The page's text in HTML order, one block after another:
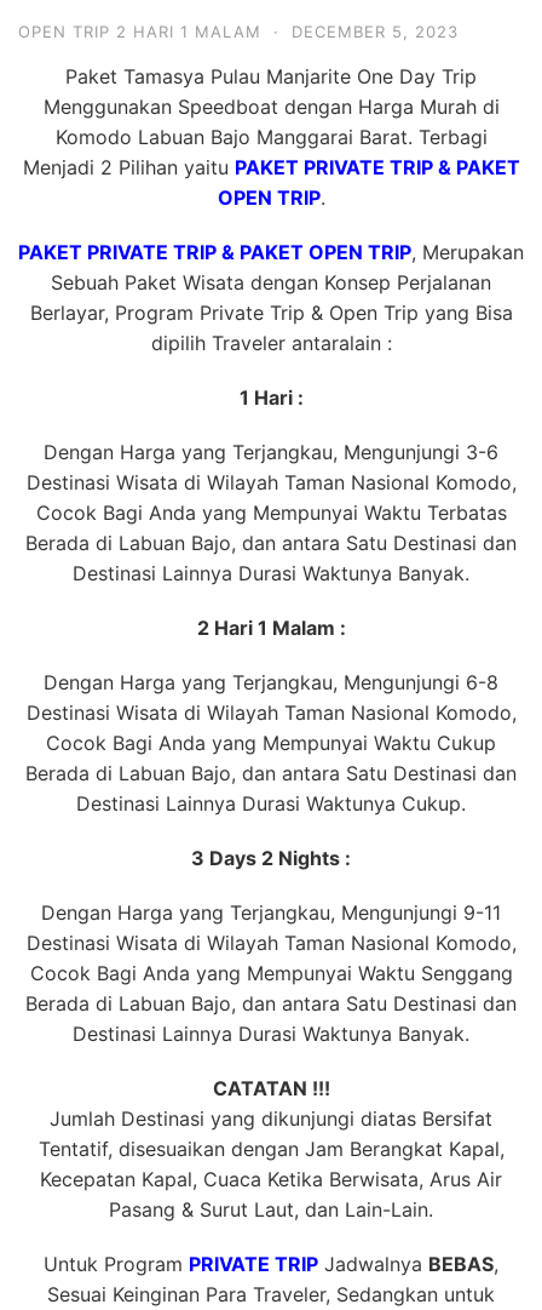
Penuh
OPEN TRIP 2 HARI 1 MALAM · DECEMBER 5, 2023
Paket Tamasya Pulau Manjarite One Day Trip
Menggunakan Speedboat dengan Harga Murah di
Komodo Labuan Bajo Manggarai Barat. Terbagi
Menjadi 2 Pilihan yaitu PAKET PRIVATE TRIP & PAKET
OPEN TRIP.
PAKET PRIVATE TRIP & PAKET OPEN TRIP, Merupakan
Sebuah Paket Wisata dengan Konsep Perjalanan
Berlayar, Program Private Trip & Open Trip yang Bisa
dipilih Traveler antaralain :
1 Hari :
Dengan Harga yang Terjangkau, Mengunjungi 3-6
Destinasi Wisata di Wilayah Taman Nasional Komodo,
Cocok Bagi Anda yang Mempunyai Waktu Terbatas
Berada di Labuan Bajo, dan antara Satu Destinasi dan
Destinasi Lainnya Durasi Waktunya Banyak.
2 Hari 1 Malam :
Dengan Harga yang Terjangkau, Mengunjungi 6-8
Destinasi Wisata di Wilayah Taman Nasional Komodo,
Cocok Bagi Anda yang Mempunyai Waktu Cukup
Berada di Labuan Bajo, dan antara Satu Destinasi dan
Destinasi Lainnya Durasi Waktunya Cukup.
3 Days 2 Nights :
Dengan Harga yang Terjangkau, Mengunjungi 9-11
Destinasi Wisata di Wilayah Taman Nasional Komodo,
Cocok Bagi Anda yang Mempunyai Waktu Senggang
Berada di Labuan Bajo, dan antara Satu Destinasi dan
Destinasi Lainnya Durasi Waktunya Banyak.
CATATAN !!!
Jumlah Destinasi yang dikunjungi diatas Bersifat
Tentatif, disesuaikan dengan Jam Berangkat Kapal,
Kecepatan Kapal, Cuaca Ketika Berwisata, Arus Air
Pasang & Surut Laut, dan Lain-Lain.
Untuk Program PRIVATE TRIP Jadwalnya BEBAS,
Sesuai Keinginan Para Traveler, Sedangkan untuk